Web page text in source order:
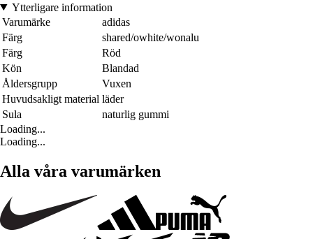
Ytterligare information
Varumärke
adidas
Färg
shared/owhite/wonalu
Färg
Röd
Kön
Blandad
Åldersgrupp
Vuxen
Huvudsakligt material läder
Sula
naturlig gummi
Loading...
Loading...
Alla våra varumärken